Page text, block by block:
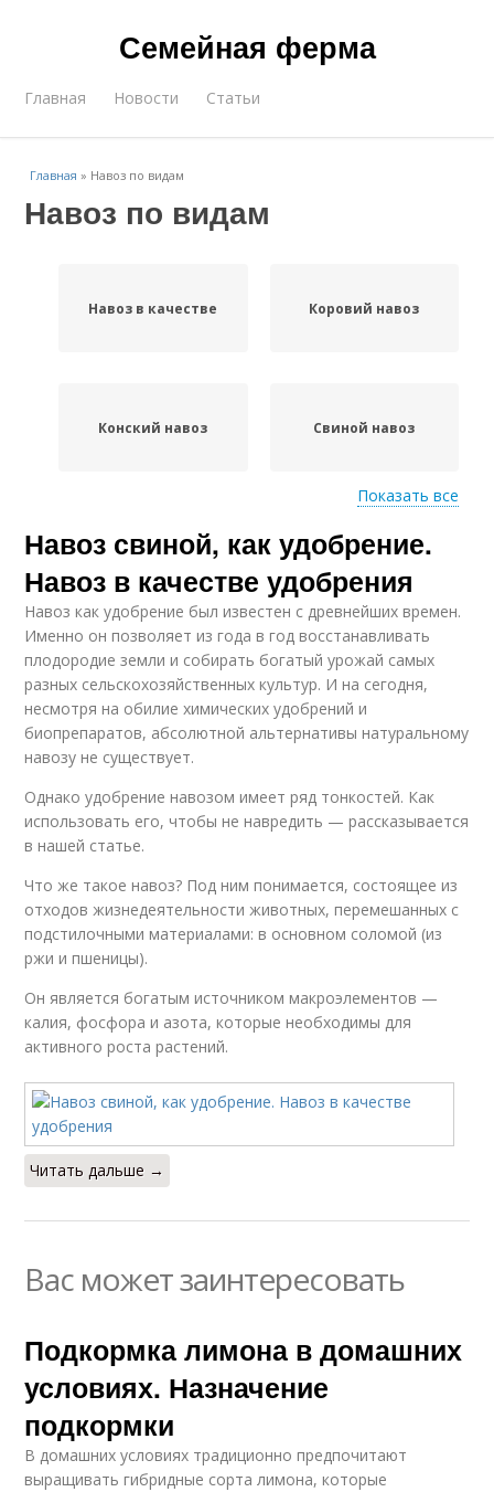
Семейная ферма
Главная Новости Статьи
Главная » Навоз по видам
Навоз по видам
Навоз в качестве Коровий навоз
Конский навоз Свиной навоз
Кроличий навоз Навоз для огурцов
Жидкий навоз Навоз в почву
Показать все
Навоз свиной, как удобрение.
Навоз в качестве удобрения
Навоз как удобрение был известен с древнейших времен.
Именно он позволяет из года в год восстанавливать
плодородие земли и собирать богатый урожай самых
разных сельскохозяйственных культур. И на сегодня,
несмотря на обилие химических удобрений и
биопрепаратов, абсолютной альтернативы натуральному
навозу не существует.
Однако удобрение навозом имеет ряд тонкостей. Как
использовать его, чтобы не навредить — рассказывается
в нашей статье.
Что же такое навоз? Под ним понимается, состоящее из
отходов жизнедеятельности животных, перемешанных с
подстилочными материалами: в основном соломой (из
ржи и пшеницы).
Он является богатым источником макроэлементов —
калия, фосфора и азота, которые необходимы для
активного роста растений.
Читать дальше →
Вас может заинтересовать
Подкормка лимона в домашних
условиях. Назначение
подкормки
В домашних условиях традиционно предпочитают
выращивать гибридные сорта лимона, которые